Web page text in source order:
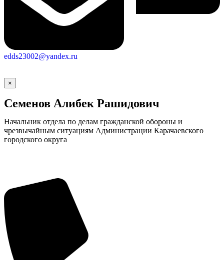
edds23002@yandex.ru
×
Семенов Алибек Рашидович
Начальник отдела по делам гражданской обороны и
чрезвычайным ситуациям Администрации Карачаевского
городского округа